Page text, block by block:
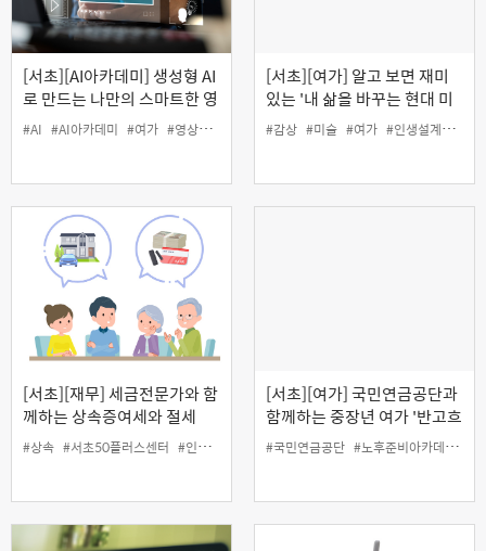
[서초][AI아카데미] 생성형 AI
로 만드는 나만의 스마트한 영
상편집
#AI #AI아카데미 #여가 #영상 #인생설계
[서초][여가] 알고 보면 재미
있는 '내 삶을 바꾸는 현대 미
술 감상법'
#감상 #미술 #여가 #인생설계 #현대
[서초][재무] 세금전문가와 함
께하는 상속증여세와 절세
Tip
#상속 #서초50플러스센터 #인생설계 #재무 #증여
[서초][여가] 국민연금공단과
함께하는 중장년 여가 '반고흐
따라 떠나는 프랑스 산책'
#국민연금공단 #노후준비아카데미